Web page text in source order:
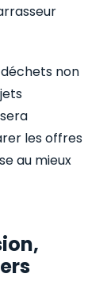
non
les offres
au mieux